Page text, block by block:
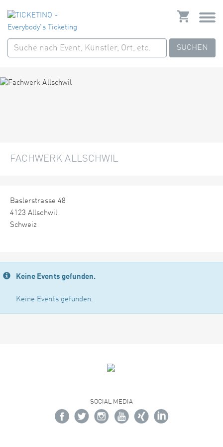
SUCHEN
FACHWERK ALLSCHWIL
Baslerstrasse 48
4123 Allschwil
Schweiz
Keine Events gefunden.
Keine Events gefunden.
SOCIAL MEDIA